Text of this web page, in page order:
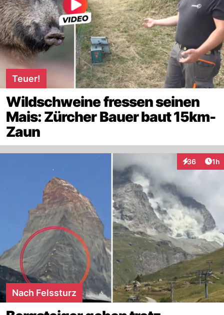
Teuer!
Wildschweine fressen seinen
Mais: Zürcher Bauer baut 15km-
Zaun
36
Interaktionen
1h
Nach Felssturz